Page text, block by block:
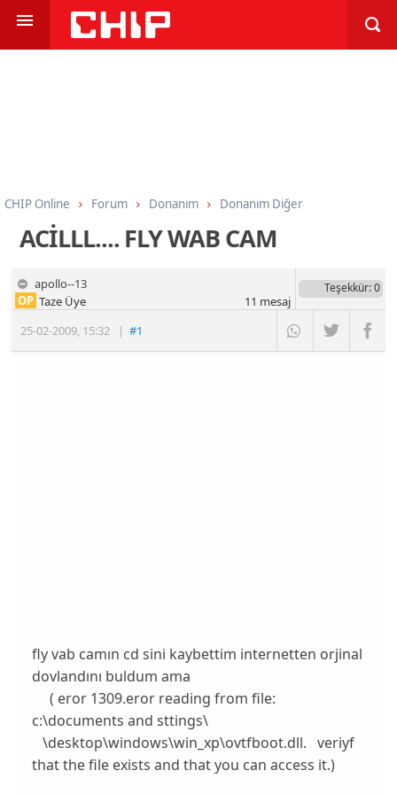
CHIP Online Forum Donanım Donanım Diğer
ACİLLL.... FLY WAB CAM
apollo--13
25-02-2009, 15:32 |#1
OP Taze Üye
Teşekkür: 0
11 mesaj
fly vab camın cd sini kaybettim internetten orjinal
dovlandını buldum ama
( eror 1309.eror reading from file:
c:\documents and sttings\
\desktop\windows\win_xp\ovtfboot.dll. veriyf
that the file exists and that you can access it.)